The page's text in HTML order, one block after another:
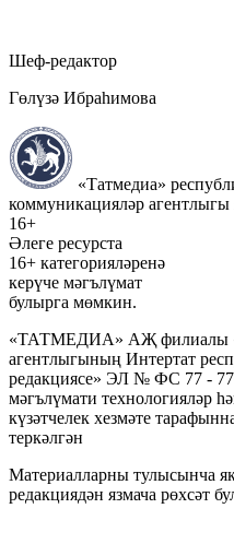
Шеф-редактор
Гөлүзә Ибраһимова
«Татмедиа»
коммуникацияләр агентлыгы
16+
Әлеге ресурста
16+ категорияләренә
керүче мәгълүмат
булырга мөмкин.
«ТАТМЕДИА» АҖ филиалы
агентлыгының Интертат
редакциясе» ЭЛ № ФС 77 -
мәгълүмати технологияләр
күзәтчелек хезмәте
теркәлгән
Материалларны тулысынча
редакциядән язмача рөхсәт